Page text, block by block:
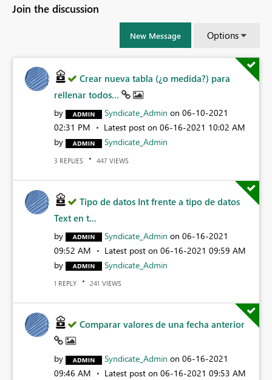
Join the discussion
New Message Options
Crear nueva tabla (¿o medida?) para
rellenar todos...
by Syndicate_Admin on ‎06-10-2021
02:31 PM
Latest post on ‎06-16-2021 10:02 AM
by
Syndicate_Admin
3 REPLIES 447 VIEWS
Tipo de datos Int frente a tipo de datos
Text en t...
by Syndicate_Admin on ‎06-16-2021
09:52 AM
Latest post on ‎06-16-2021 09:59 AM
by
Syndicate_Admin
1 REPLY 241 VIEWS
Comparar valores de una fecha anterior
by Syndicate_Admin on ‎06-16-2021
09:46 AM
Latest post on ‎06-16-2021 09:53 AM